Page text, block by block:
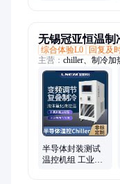
无锡冠亚恒温制
综合体验L0
回复及
主营： chiller、制冷
冻机、TCU控温单元
置、水冷机、装配箱
冰箱、冷却机、冷却器
半导体封装测试
温控机组 工业用